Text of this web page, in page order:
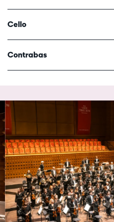
Cello
Contrabas
Overslaan